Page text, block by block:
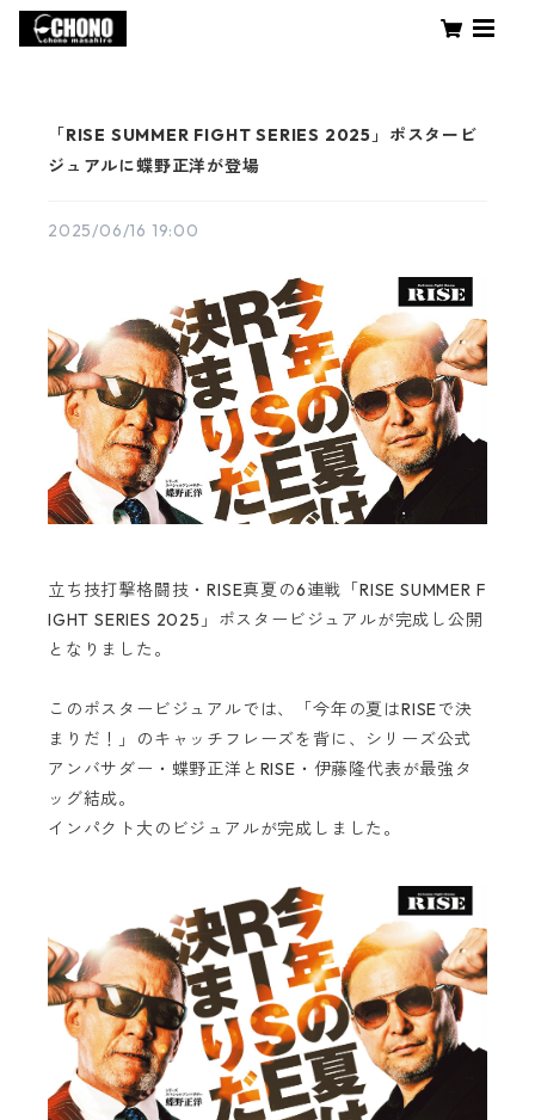
「RISE SUMMER FIGHT SERIES 2025」ポスタービ
ジュアルに蝶野正洋が登場
2025/06/16 19:00
立ち技打撃格闘技・RISE真夏の6連戦「RISE SUMMER F
IGHT SERIES 2025」ポスタービジュアルが完成し公開
となりました。
このポスタービジュアルでは、「今年の夏はRISEで決
まりだ！」のキャッチフレーズを背に、シリーズ公式
アンバサダー・蝶野正洋とRISE・伊藤隆代表が最強タ
ッグ結成。
インパクト大のビジュアルが完成しました。